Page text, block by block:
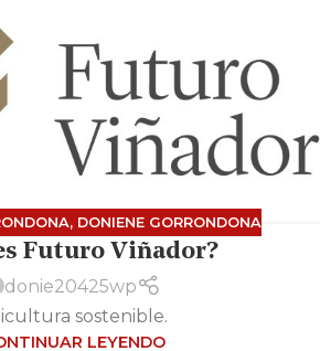
, DONIENE GORRONDONA
Futuro Viñador?
donie20425wp
sostenible.
LEYENDO